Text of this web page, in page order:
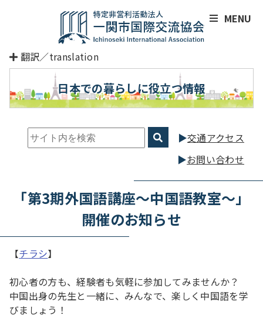
翻訳／translation
日本での暮らしに役立つ情報
交通アクセス
お問い合わせ
MENU
「第3期外国語講座～中国語教室～」
開催のお知らせ
【チラシ】
初心者の方も、経験者も気軽に参加してみませんか？
中国出身の先生と一緒に、みんなで、楽しく中国語を学
びましょう！